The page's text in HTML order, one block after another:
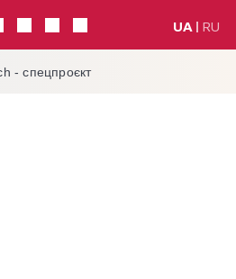
UA RU
- спецпроєкт